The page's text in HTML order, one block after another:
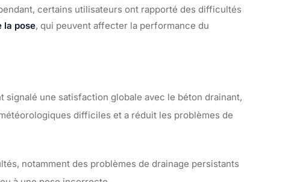
certains utilisateurs ont rapporté des difficultés
la pose, qui peuvent affecter la performance du
signalé une satisfaction globale avec le béton drainant,
difficiles et a réduit les problèmes de
notamment des problèmes de drainage persistants